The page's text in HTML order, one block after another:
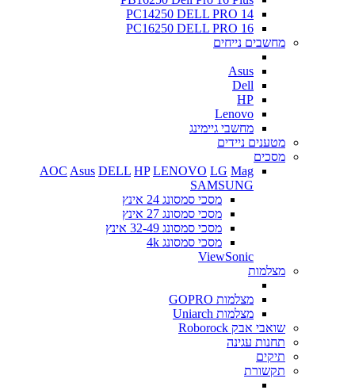
PC14250 DELL PRO 14
PC16250 DELL PRO 16
מחשבים נייחים
Asus
Dell
HP
Lenovo
מחשבי גיימינג
מטענים ניידים
מסכים
AOC Asus DELL HP LENOVO LG Mag
SAMSUNG
מסכי סמסונג 24 אינץ
מסכי סמסונג 27 אינץ
מסכי סמסונג 32-49 אינץ
מסכי סמסונג 4k
ViewSonic
מצלמות
מצלמות GOPRO
מצלמות Uniarch
שואבי אבק Roborock
תחנות עגינה
תיקים
תקשורת